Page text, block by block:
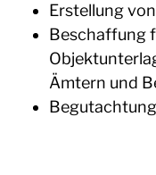
Erstellung
Beschaffung
Ämtern und